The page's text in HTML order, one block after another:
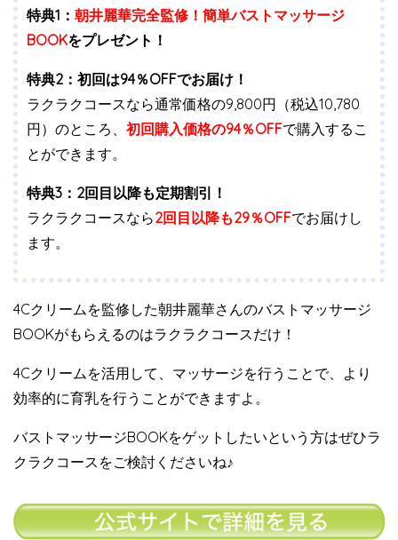
特典1： 朝井麗華完全監修！簡単バストマッサージ
BOOKをプレゼント！
特典2：初回は94％OFFでお届け！
ラクラクコースなら通常価格の9,800円（税込10,780
円）のところ、 初回購入価格の94％OFFで購入するこ
とができます。
特典3：2回目以降も定期割引！
ラクラクコースなら2回目以降も29％OFFでお届けし
ます。
4Cクリームを監修した朝井麗華さんのバストマッサージ
BOOKがもらえるのはラクラクコースだけ！
4Cクリームを活用して、マッサージを行うことで、より
効率的に育乳を行うことができますよ。
バストマッサージBOOKをゲットしたいという方はぜひラ
クラクコースをご検討くださいね♪